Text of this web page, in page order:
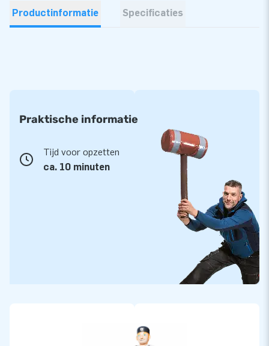
Productinformatie Specificaties
Praktische informatie
Tijd voor opzetten
ca. 10 minuten